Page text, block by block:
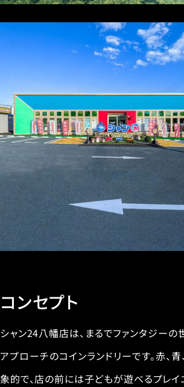
コンセプト
シャン24八幡店は、まるでファンタジー
アプローチのコインランドリーです。赤、
象的で、店の前には子どもが遊べるプレ